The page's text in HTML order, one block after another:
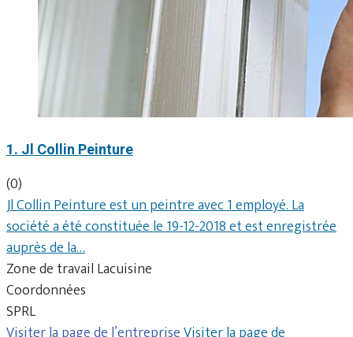
1. Jl Collin Peinture
(0)
Jl Collin Peinture est un peintre avec 1 employé. La
société a été constituée le 19-12-2018 et est enregistrée
auprès de la…
Zone de travail Lacuisine
Coordonnées
SPRL